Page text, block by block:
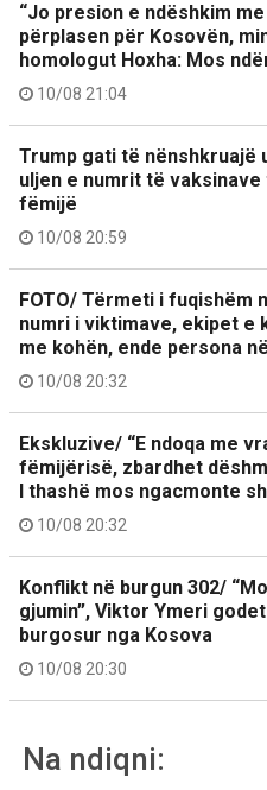
“Jo presion e ndëshkim
përplasen për Kosovën,
homologut Hoxha: Mos
10/08 21:04
Trump gati të nënshkruajë
uljen e numrit të
fëmijë
10/08 20:59
FOTO/ Tërmeti i fuqishëm
numri i viktimave, ekipet e
me kohën, ende persona
10/08 20:32
Ekskluzive/ “E ndoqa me
fëmijërisë, zbardhet
I thashë mos ngacmonte
10/08 20:32
Konflikt në burgun 302/
gjumin”, Viktor Ymeri
burgosur nga Kosova
10/08 20:30
Na ndiqni: